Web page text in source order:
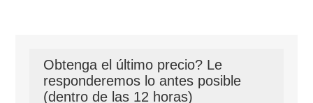
Obtenga el último precio? Le
responderemos lo antes posible
(dentro de las 12 horas)